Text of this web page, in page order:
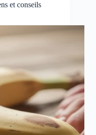
et conseils